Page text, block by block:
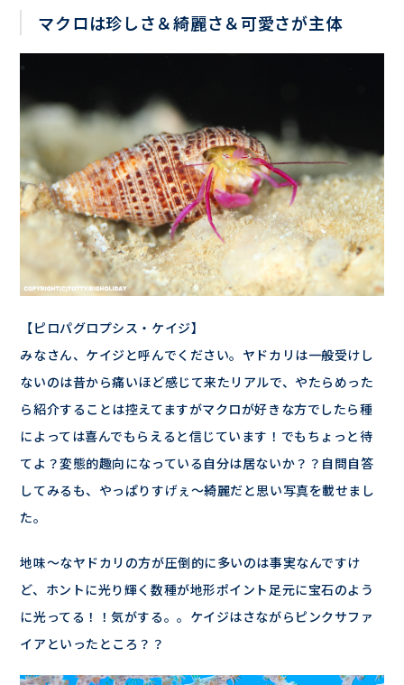
マクロは珍しさ＆綺麗さ＆可愛さが主体
【ピロパグロプシス・ケイジ】
みなさん、ケイジと呼んでください。ヤドカリは一般受けし
ないのは昔から痛いほど感じて来たリアルで、やたらめった
ら紹介することは控えてますがマクロが好きな方でしたら種
によっては喜んでもらえると信じています！でもちょっと待
てよ？変態的趣向になっている自分は居ないか？？自問自答
してみるも、やっぱりすげぇ～綺麗だと思い写真を載せまし
た。
地味～なヤドカリの方が圧倒的に多いのは事実なんですけ
ど、ホントに光り輝く数種が地形ポイント足元に宝石のよう
に光ってる！！気がする。。ケイジはさながらピンクサファ
イアといったところ？？